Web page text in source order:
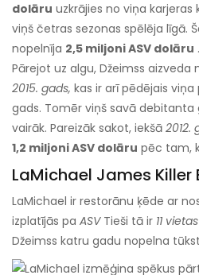
dolāru uzkrājies no viņa karjeras
viņš četras sezonas spēlēja līgā.
nopelnīja 2,5 miljoni ASV dolāru .
Pārejot uz algu, Džeimss aizveda
2015. gads, kas ir arī pēdējais
gads. Tomēr viņš savā
vairāk. Pareizāk sakot, iekšā 2012.
1,2 miljoni ASV dolāru pēc tam,
LaMichael James Killer
LaMichael ir restorānu ķēde ar
izplatījās pa ASVTieši tā ir 11 vietas
Džeimss katru gadu nopelna